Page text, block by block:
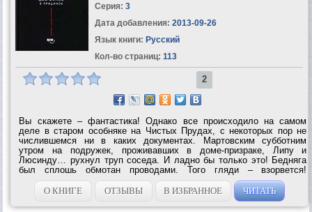
Серия: 3
Дата добавления: 2013-09-26
Язык книги: Русский
Кол-во страниц: 113
2
Вы скажете – фантастика! Однако все происходило на самом
деле в старом особняке на Чистых Прудах, с некоторых пор не
числившемся ни в каких документах. Мартовским субботним
утром на подружек, проживавших в доме-призраке, Липу и
Люсинду… рухнул труп соседа. И ладно бы только это! Бедняга
был сплошь обмотан проводами. Того гляди – взорвется!
Массовую гибель собравшихся на месте трагедии жильцов
предотвратил новый сосед Павел...
О КНИГЕ ОТЗЫВЫ В ИЗБРАННОЕ ЧИТАТЬ